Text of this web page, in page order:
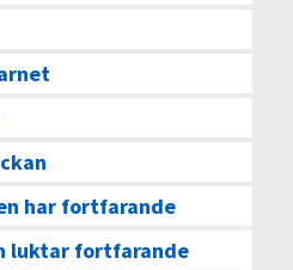
har fortfarande
luktar fortfarande